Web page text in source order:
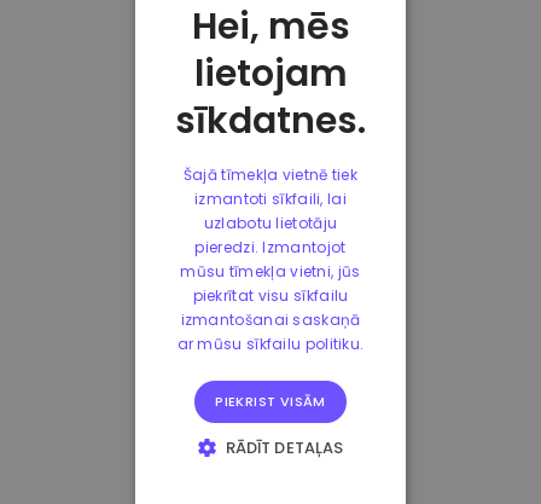
Hei, mēs
lietojam
sīkdatnes.
Šajā tīmekļa vietnē tiek
izmantoti sīkfaili, lai
uzlabotu lietotāju
pieredzi. Izmantojot
mūsu tīmekļa vietni, jūs
piekrītat visu sīkfailu
izmantošanai saskaņā
ar mūsu sīkfailu politiku.
PIEKRIST VISĀM
RĀDĪT DETAĻAS